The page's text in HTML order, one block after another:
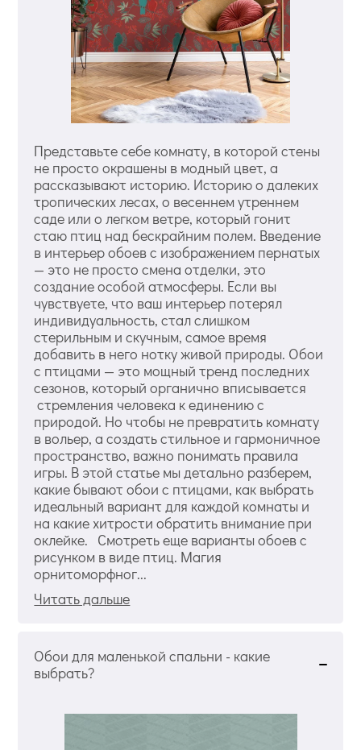
Представьте себе комнату, в которой стены
не просто окрашены в модный цвет, а
рассказывают историю. Историю о далеких
тропических лесах, о весеннем утреннем
саде или о легком ветре, который гонит
стаю птиц над бескрайним полем. Введение
в интерьер обоев с изображением пернатых
— это не просто смена отделки, это
создание особой атмосферы. Если вы
чувствуете, что ваш интерьер потерял
индивидуальность, стал слишком
стерильным и скучным, самое время
добавить в него нотку живой природы. Обои
с птицами — это мощный тренд последних
сезонов, который органично вписывается
стремления человека к единению с
природой. Но чтобы не превратить комнату
в вольер, а создать стильное и гармоничное
пространство, важно понимать правила
игры. В этой статье мы детально разберем,
какие бывают обои с птицами, как выбрать
идеальный вариант для каждой комнаты и
на какие хитрости обратить внимание при
оклейке. Смотреть еще варианты обоев с
рисунком в виде птиц. Магия
орнитоморфног...
Читать дальше
Обои для маленькой спальни - какие
выбрать?